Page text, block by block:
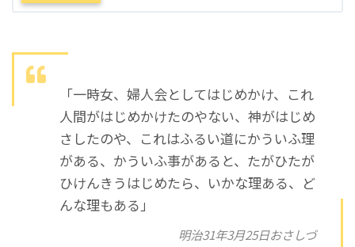
「一時女、婦人会としてはじめかけ、これ
人間がはじめかけたのやない、神がはじめ
さしたのや、これはふるい道にかういふ理
がある、かういふ事があると、たがひたが
ひけんきうはじめたら、いかな理ある、ど
んな理もある」
明治31年3月25日おさしづ